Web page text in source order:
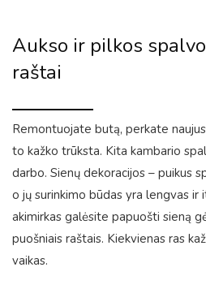
Aukso ir pilkos
raštai
Remontuojate butą, perkate
to kažko trūksta. Kita kambario
darbo. Sienų dekoracijos – puikus
o jų surinkimo būdas yra lengvas ir
akimirkas galėsite papuošti sieną
puošniais raštais. Kiekvienas ras
vaikas.